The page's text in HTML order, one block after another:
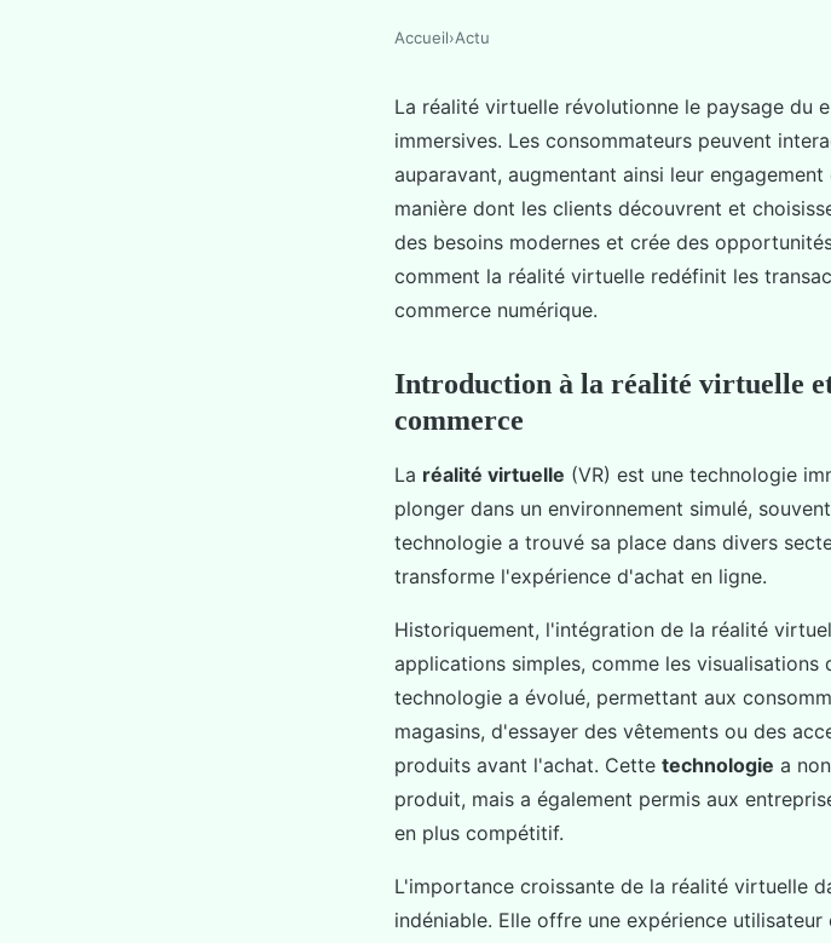
Accueil›Actu
La réalité virtuelle révolutionne le paysage du
immersives. Les consommateurs peuvent
auparavant, augmentant ainsi leur
manière dont les clients découvrent et
des besoins modernes et crée des
comment la réalité virtuelle redéfinit les
commerce numérique.
Introduction à la réalité virtuelle
commerce
La réalité virtuelle (VR) est une technologie
plonger dans un environnement simulé,
technologie a trouvé sa place dans divers
transforme l'expérience d'achat en ligne.
Historiquement, l'intégration de la réalité
applications simples, comme les
technologie a évolué, permettant aux
magasins, d'essayer des vêtements ou des
produits avant l'achat. Cette technologie a
produit, mais a également permis aux
en plus compétitif.
L'importance croissante de la réalité virtuelle
indéniable. Elle offre une expérience